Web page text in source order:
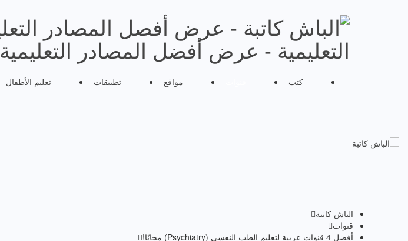
التعليمية - عرض أفضل المصادر التعليمية
كتب مواقع تطبيقات تعليم الأطفال
الباش كاتبة
قنوات
أفضل 4 قنوات عربية لتعليم الطب النفسي (Psychiatry) مجانًا!